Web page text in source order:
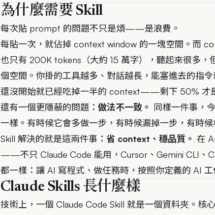
為什麼需要 Skill
每次貼 prompt 的問題不只是煩——是浪費。
每貼一次，就佔掉 context window 的一塊空間。而
也只有 200K tokens（大約 15 萬字），聽起來很多
個空間。你掛的工具越多、對話越長，能塞進去的指
還沒開始就已經吃掉一半的 context——剩下 50% 才
還有一個更隱蔽的問題： 做法不一致。 同樣一件事，
一樣。有時候它會多做一步，有時候漏掉一步，有時
Skill 解決的就是這兩件事： 省 context、穩品質。 在
——不只 Claude Code 能用，Cursor、Gemini CLI、
都一樣：讓 AI 寫程式、做任務時，按照你定義的 AI
Claude Skills 長什麼樣
技術上，一個 Claude Code Skill 就是一個資料夾。核